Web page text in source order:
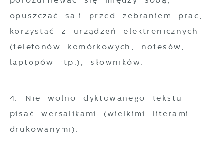
opuszczać sali przed zebraniem prac,
korzystać z urządzeń elektronicznych
(telefonów komórkowych, notesów,
laptopów itp.), słowników.
4. Nie wolno dyktowanego tekstu
pisać wersalikami (wielkimi literami
drukowanymi).